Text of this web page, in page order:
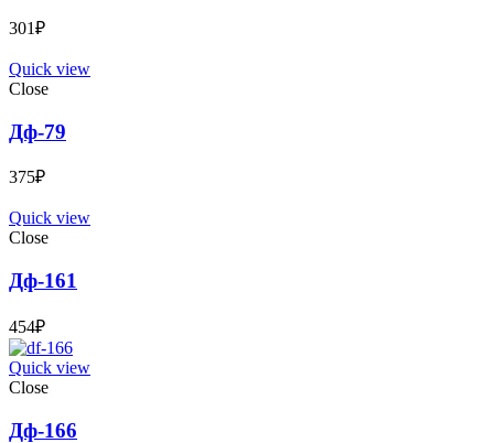
301₽
Quick view
Close
Дф-79
375₽
Quick view
Close
Дф-161
454₽
Quick view
Close
Дф-166